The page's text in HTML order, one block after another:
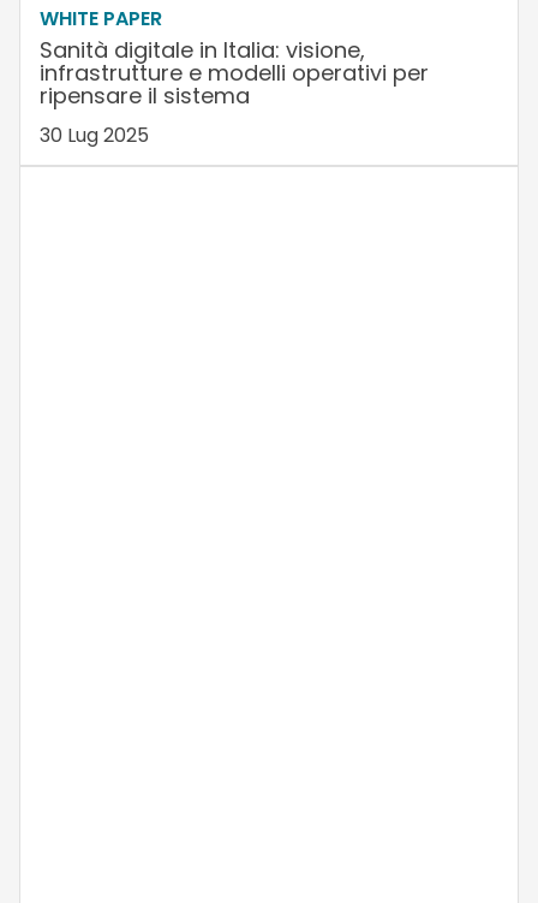
WHITE PAPER
Sanità digitale in Italia: visione,
infrastrutture e modelli operativi per
ripensare il sistema
30 Lug 2025